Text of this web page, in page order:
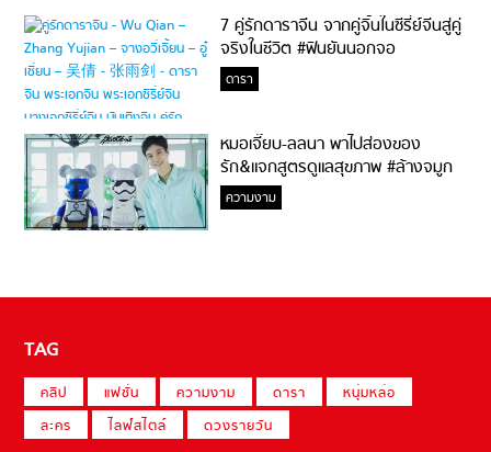
7 คู่รักดาราจีน จากคู่จิ้นในซีรี่ย์จีนสู่คู่
จริงในชีวิต #ฟินยันนอกจอ
ดารา
หมอเจี๊ยบ-ลลนา พาไปส่องของ
รัก&แจกสูตรดูแลสุขภาพ #ล้างจมูก
ไม่ยากจะสอนให้
ความงาม
TAG
คลิป แฟชั่น ความงาม ดารา
หนุ่มหล่อ
ละคร
ไลฟ์สไตล์ ดวงรายวัน